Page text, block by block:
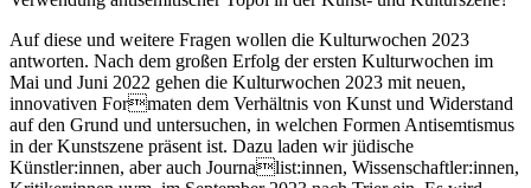
Auf diese und weitere Fragen wollen die Kulturwochen 2023
antworten. Nach dem großen Erfolg der ersten Kulturwochen im
Mai und Juni 2022 gehen die Kulturwochen 2023 mit neuen,
innovativen Formaten dem Verhältnis von Kunst und Widerstand
auf den Grund und untersuchen, in welchen Formen Antisemtismus
in der Kunstszene präsent ist. Dazu laden wir jüdische
Künstler:innen, aber auch Journalist:innen, Wissenschaftler:innen,